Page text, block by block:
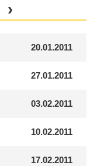
20.01.2011
27.01.2011
03.02.2011
10.02.2011
17.02.2011